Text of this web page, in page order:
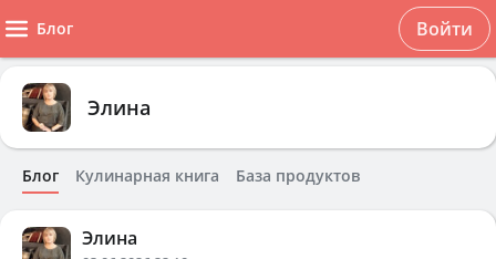
Блог Войти
Элина
Блог Кулинарная книга База продуктов
Элина